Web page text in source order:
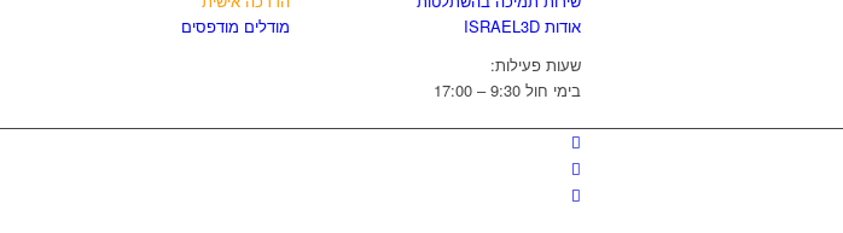
מודלים מודפסים
אודות ISRAEL3D
שעות פעילות:
בימי חול 9:30 – 17:00